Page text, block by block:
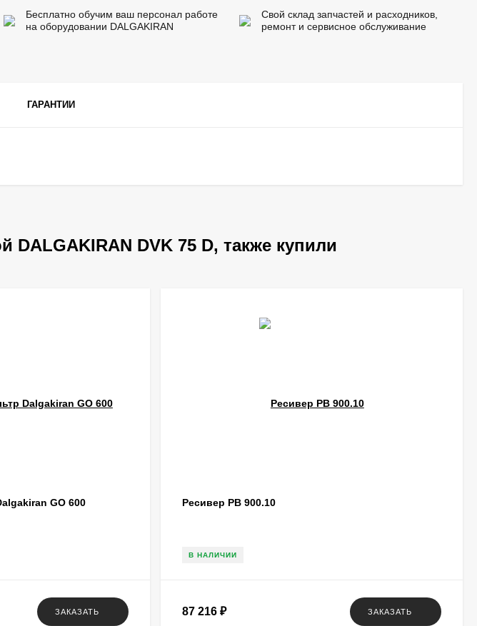
Бесплатно обучим ваш персонал работе
на оборудовании DALGAKIRAN
Свой склад запчастей и расходников,
ремонт и сервисное обслуживание
ГАРАНТИИ
DVK 75 D, также купили
GO 600
ЗАКАЗАТЬ
Ресивер РВ 900.10
В НАЛИЧИИ
87 216 ₽ ЗАКАЗАТЬ